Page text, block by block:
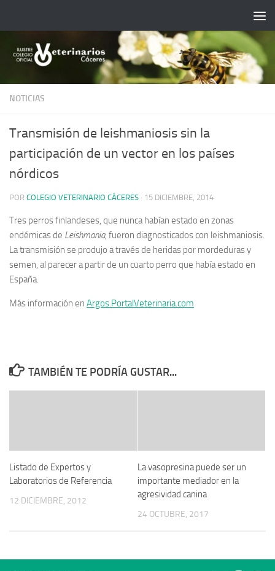
NOTICIAS
Transmisión de leishmaniosis sin la
participación de un vector en los países
nórdicos
POR COLEGIO VETERINARIO CÁCERES · 15 DICIEMBRE, 2014
Tres perros finlandeses, que nunca habían estado en zonas
endémicas de Leishmania, fueron diagnosticados con leishmaniosis.
La transmisión se produjo a través de heridas por mordeduras y
semen, al parecer a partir de un cuarto perro que había estado en
España.
Más información en Argos.PortalVeterinaria.com
TAMBIÉN TE PODRÍA GUSTAR...
Listado de Expertos y
Laboratorios de Referencia
12 DICIEMBRE, 2012
La vasopresina puede ser un
importante mediador en la
agresividad canina
24 OCTUBRE, 2017